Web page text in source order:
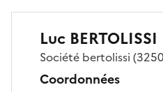
Luc BERTOLISSI
Société bertolissi
Coordonnées